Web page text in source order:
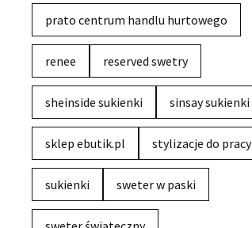
prato centrum handlu hurtowego
renee reserved swetry
sheinside sukienki sinsay sukienki
sklep ebutik.pl stylizacje do pracy
sukienki sweter w paski